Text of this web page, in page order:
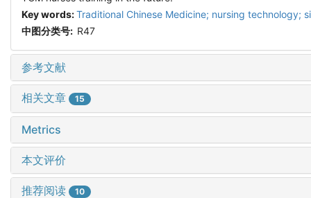
Key words:Traditional Chinese Medicine; nursing technology;
中图分类号: R47
参考文献
相关文章 15
Metrics
本文评价
推荐阅读 10